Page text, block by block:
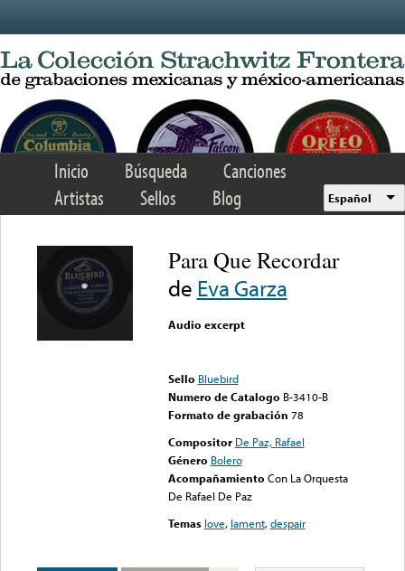
Inicio Búsqueda
Canciones
Artistas
Sellos Blog Español
Para Que Recordar
de Eva Garza
Audio excerpt
Sello Bluebird
Numero de Catalogo B-3410-B
Formato de grabación 78
Compositor De Paz, Rafael
Género Bolero
Acompañamiento Con La Orquesta
De Rafael De Paz
Temas love, lament,despair